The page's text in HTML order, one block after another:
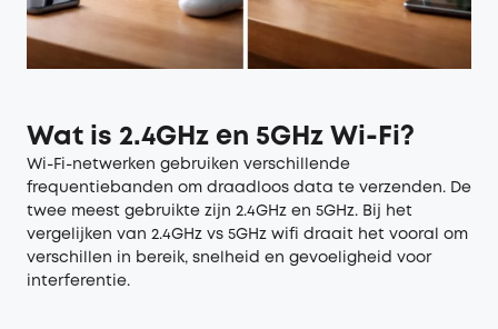
Wat is 2.4GHz en 5GHz Wi-Fi?
Wi-Fi-netwerken gebruiken verschillende
frequentiebanden om draadloos data te verzenden. De
twee meest gebruikte zijn 2.4GHz en 5GHz. Bij het
vergelijken van 2.4GHz vs 5GHz wifi draait het vooral om
verschillen in bereik, snelheid en gevoeligheid voor
interferentie.